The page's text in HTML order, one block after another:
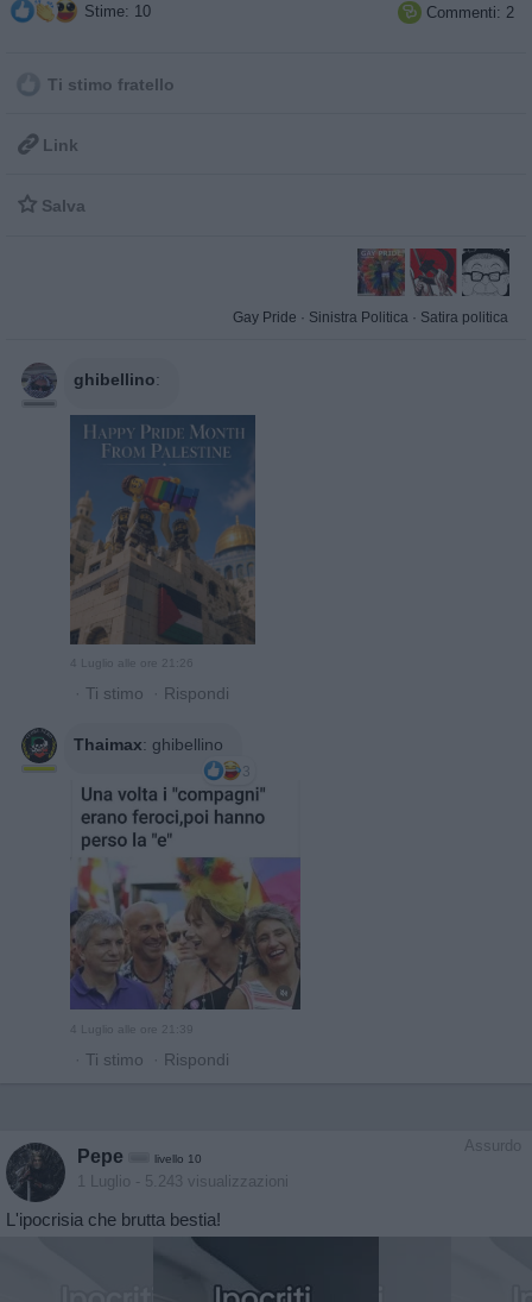
Stime: 10  Commenti: 2
Ti stimo fratello
 Link
 Salva
Gay Pride · Sinistra Politica · Satira politica
ghibellino:
· Ti stimo · Rispondi
Thaimax: ghibellino
3
4 Luglio alle ore 21:39
· Ti stimo · Rispondi
Assurdo
Pepe livello 10
1 Luglio - 5.243 visualizzazioni
L'ipocrisia che brutta bestia!